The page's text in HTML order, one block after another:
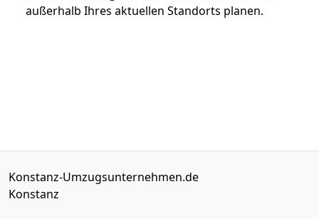
außerhalb Ihres aktuellen Standorts planen.
Konstanz-Umzugsunternehmen.de
Konstanz